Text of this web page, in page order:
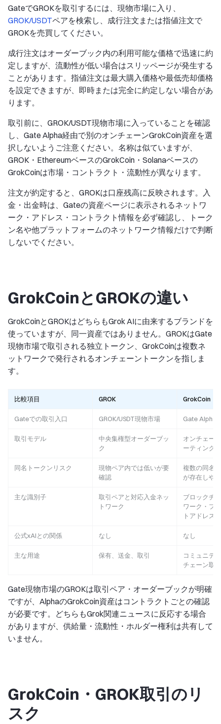
GateでGROKを取引するには、現物市場に入り、
GROK/USDTペアを検索し、成行注文または指値注文で
GROKを売買してください。
成行注文はオーダーブック内の利用可能な価格で迅速に約
定しますが、流動性が低い場合はスリッページが発生する
ことがあります。指値注文は最大購入価格や最低売却価格
を設定できますが、即時または完全に約定しない場合があ
ります。
取引前に、GROK/USDT現物市場に入っていることを確認
し、Gate Alpha経由で別のオンチェーンGrokCoin資産を選
択しないようご注意ください。名称は似ていますが、
GROK・EthereumベースのGrokCoin・Solanaベースの
GrokCoinは市場・コントラクト・流動性が異なります。
注文が約定すると、GROKは口座残高に反映されます。入
金・出金時は、Gateの資産ページに表示されるネットワ
ーク・アドレス・コントラクト情報を必ず確認し、トーク
ン名や他プラットフォームのネットワーク情報だけで判断
しないでください。
GrokCoinとGROKの違い
GrokCoinとGROKはどちらもGrok AIに由来するブランドを
使っていますが、同一資産ではありません。GROKはGate
現物市場で取引される独立トークン、GrokCoinは複数ネ
ットワークで発行されるオンチェーントークンを指しま
す。
比較項目 GROK GrokCoin
Gateでの取引入口 GROK/USDT現物市場 Gate Alpha
取引モデル
中央集権型オーダーブッ
ク
オンチェー
ーティング
同名トークンリスク
現物ペア内では低いが要
確認
複数の同名
が存在しや
主な識別子
取引ペアと対応入金ネッ
トワーク
ブロックチ
ワーク・フ
トアドレス
公式xAIとの関係 なし なし
主な用途 保有、送金、取引
コミュニテ
チェーン取引
Gate現物市場のGROKは取引ペア・オーダーブックが明確
ですが、AlphaのGrokCoin資産はコントラクトごとの確認
が必要です。どちらもGrok関連ニュースに反応する場合
がありますが、供給量・流動性・ホルダー権利は共有して
いません。
GrokCoin・GROK取引のリ
スク